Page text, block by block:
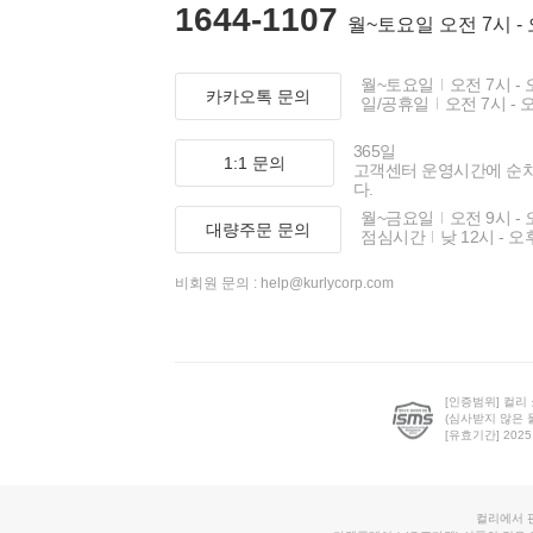
1644-1107 월~토요일 오전 7시 -
카카오톡 문의
월~토요일
오전 7시 -
일/공휴일
오전 7시 -
1:1 문의
365일
고객센터 운영시간에 순
다.
대량주문 문의
월~금요일
오전 9시 -
점심시간
낮 12시 - 오
비회원 문의 : help@kurlycorp.com
[인증범위] 컬리
(심사받지 않은
[유효기간]
컬리에서